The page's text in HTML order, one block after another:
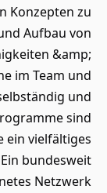
Konzepten zu
Aufbau von
&amp;
im Team und
und
sind
ein vielfältiges
bundesweit
Netzwerk